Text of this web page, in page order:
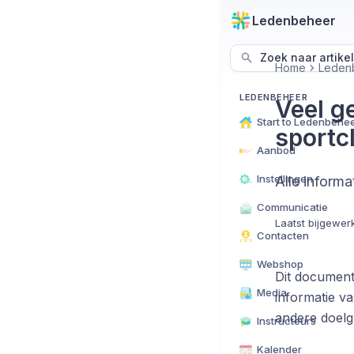
Ledenbeheer
Zoek naar
LEDENBEHEER
Start to
Aanbod
Instellingen
Communicatie
Contacten
Webshop
Media
Instructeurs
Kalender
Home
Veel
Alle
Laatst
Dit
informatie
andere